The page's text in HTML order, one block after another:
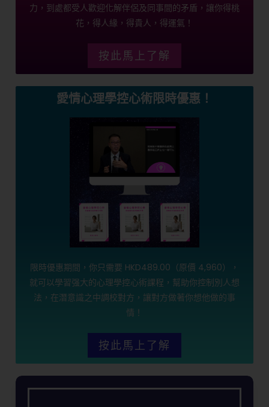
力，到處都受人歡迎化解伴侶及同事間的矛盾，讓你得桃
花，得人緣，得貴人，得運氣！
按此馬上了解
愛情心理學控心術限時優惠！
限時優惠期間，你只需要 HKD489.00（原價 4,960），
就可以學習强大的心理學控心術課程，幫助你控制別人想
法，在潛意識之中調校對方，讓對方做著你想他做的事
情！
按此馬上了解